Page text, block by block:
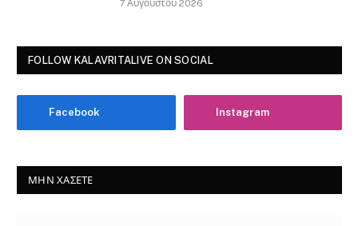
7 Αυγούστου 2026
FOLLOW KALAVRITALIVE ON SOCIAL
Facebook Instagram
ΜΗΝ ΧΆΣΕΤΕ